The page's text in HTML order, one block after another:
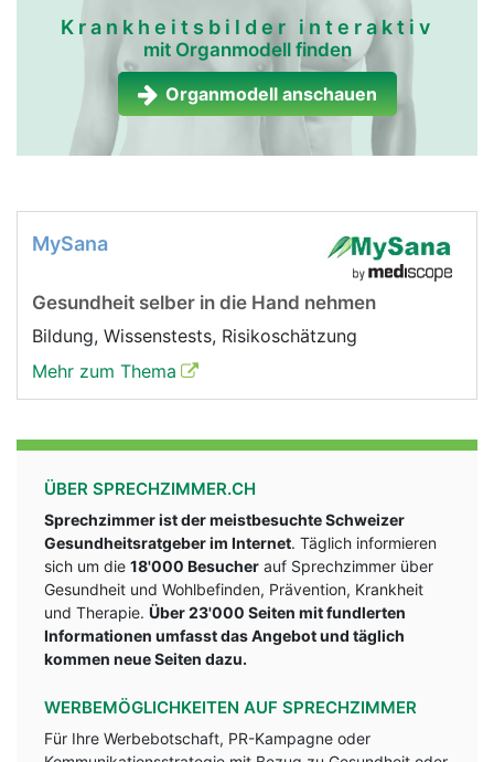
Krankheitsbilder interaktiv
mit Organmodell finden
Organmodell anschauen
MySana
Gesundheit selber in die Hand nehmen
Bildung, Wissenstests, Risikoschätzung
Mehr zum Thema
ÜBER SPRECHZIMMER.CH
Sprechzimmer ist der meistbesuchte Schweizer
Gesundheitsratgeber im Internet. Täglich informieren
sich um die 18'000 Besucher auf Sprechzimmer über
Gesundheit und Wohlbefinden, Prävention, Krankheit
und Therapie. Über 23'000 Seiten mit fundlerten
Informationen umfasst das Angebot und täglich
kommen neue Seiten dazu.
WERBEMÖGLICHKEITEN AUF SPRECHZIMMER
Für Ihre Werbebotschaft, PR-Kampagne oder